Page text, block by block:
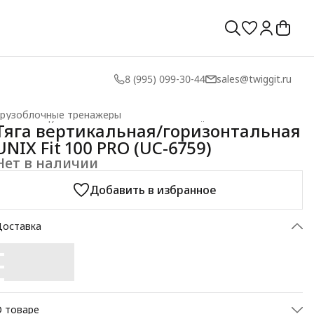
8 (995) 099-30-44 sales@twiggit.ru
тренажеры
Коммерческие силовые тренажёры
вертикальная/горизонтальная
Fit 100 PRO (UC-6759)
в наличии
Добавить в избранное
товаре